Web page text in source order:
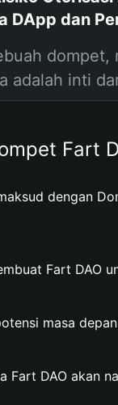
DApp dan
dompet,
adalah inti
Fart
dengan
Fart DAO
masa
Fart DAO akan